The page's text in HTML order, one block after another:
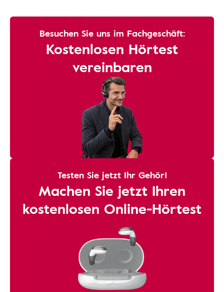
Besuchen Sie uns im Fachgeschäft:
Kostenlosen Hörtest
vereinbaren
Testen Sie jetzt Ihr Gehör!
Machen Sie jetzt Ihren
kostenlosen Online-Hörtest